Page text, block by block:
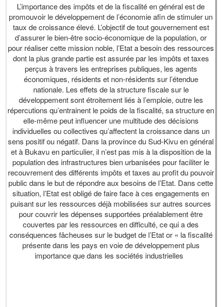
L’importance des impôts et de la fiscalité en général est de
promouvoir le développement de l’économie afin de stimuler un
taux de croissance élevé. L’objectif de tout gouvernement est
d’assurer le bien-être socio-économique de la population, or
pour réaliser cette mission noble, l’Etat a besoin des ressources
dont la plus grande partie est assurée par les impôts et taxes
perçus à travers les entreprises publiques, les agents
économiques, résidents et non-résidents sur l’étendue
nationale. Les effets de la structure fiscale sur le
développement sont étroitement liés à l’emploie, outre les
répercutions qu’entrainent le poids de la fiscalité, sa structure en
elle-même peut influencer une multitude des décisions
individuelles ou collectives qu’affectent la croissance dans un
sens positif ou négatif. Dans la province du Sud-Kivu en général
et à Bukavu en particulier, il n’est pas mis à la disposition de la
population des infrastructures bien urbanisées pour faciliter le
recouvrement des différents impôts et taxes au profit du pouvoir
public dans le but de répondre aux besoins de l’Etat. Dans cette
situation, l’Etat est obligé de faire face à ces engagements en
puisant sur les ressources déjà mobilisées sur autres sources
pour couvrir les dépenses supportées préalablement être
couvertes par les ressources en difficulté, ce qui a des
conséquences fâcheuses sur le budget de l’Etat or « la fiscalité
présente dans les pays en voie de développement plus
importance que dans les sociétés industrielles